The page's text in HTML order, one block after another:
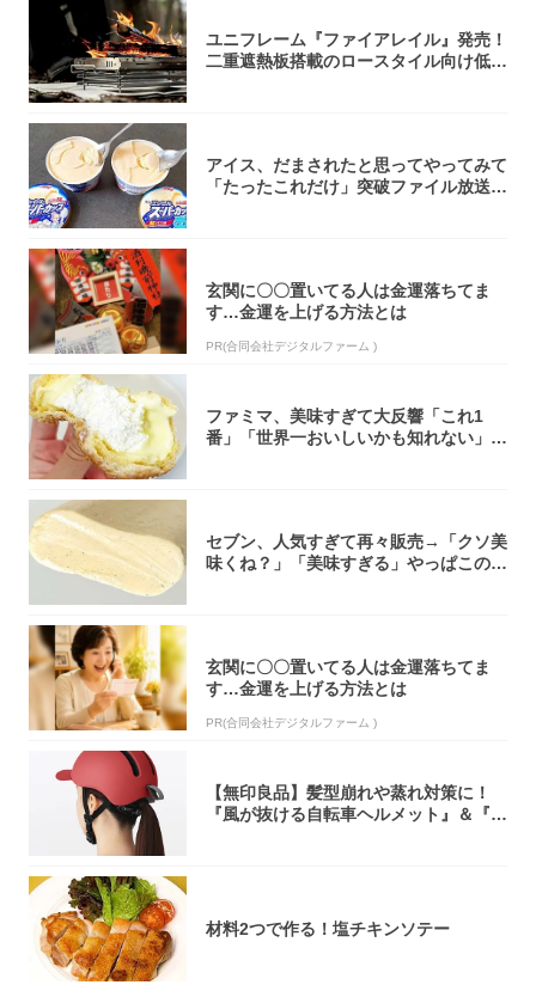
ユニフレーム『ファイアレイル』発売！
二重遮熱板搭載のロースタイル向け低型
アイス、だまされたと思ってやってみて
「たったこれだけ」突破ファイル放送で
玄関に〇〇置いてる人は金運落ちてま
す…金運を上げる方法とは
PR(合同会社デジタルファーム )
ファミマ、美味すぎて大反響「これ1
番」「世界一おいしいかも知れない」
セブン、人気すぎて再々販売→「クソ美
味くね？」「美味すぎる」やっぱこのク
玄関に〇〇置いてる人は金運落ちてま
す…金運を上げる方法とは
PR(合同会社デジタルファーム )
【無印良品】髪型崩れや蒸れ対策に！
『風が抜ける自転車ヘルメット』＆『2
材料2つで作る！塩チキンソテー